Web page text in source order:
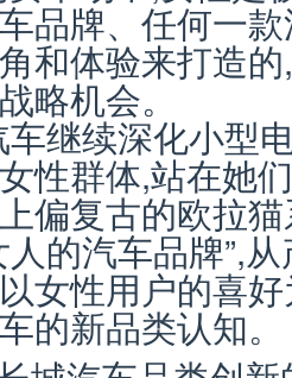
品牌、任何一
和体验来打造
略机会。
继续深化小型
性群体,站在她
偏复古的欧拉
的汽车品牌”,
女性用户的喜
的新品类认知。